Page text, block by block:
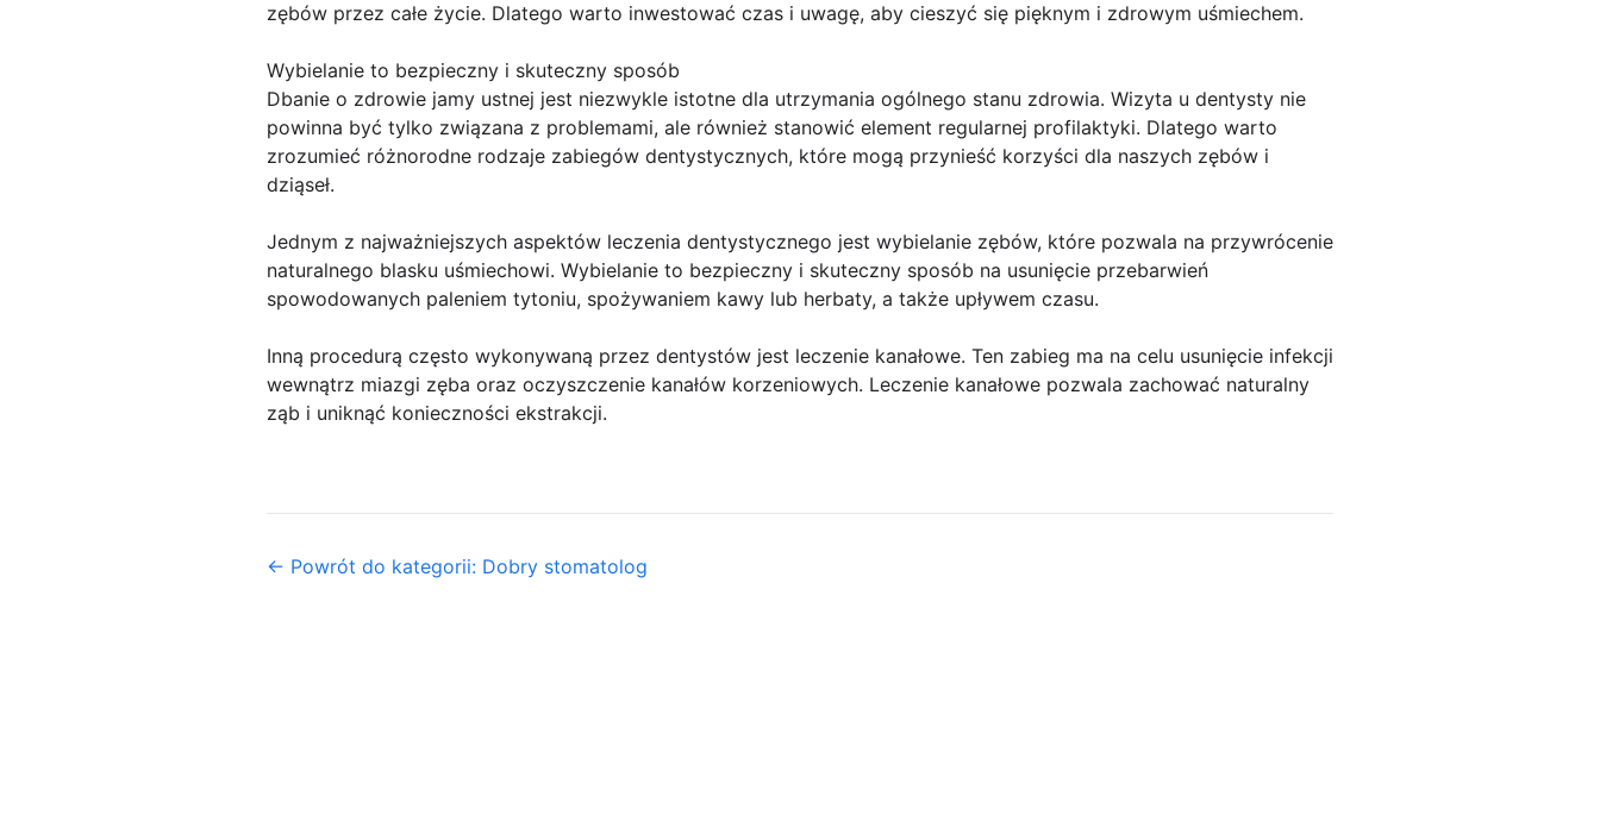
zębów przez całe życie. Dlatego warto inwestować czas i uwagę, aby cieszyć się pięknym i zdrowym uśmiechem.
Wybielanie to bezpieczny i skuteczny sposób
Dbanie o zdrowie jamy ustnej jest niezwykle istotne dla utrzymania ogólnego stanu zdrowia. Wizyta u dentysty nie
powinna być tylko związana z problemami, ale również stanowić element regularnej profilaktyki. Dlatego warto
zrozumieć różnorodne rodzaje zabiegów dentystycznych, które mogą przynieść korzyści dla naszych zębów i
dziąseł.
Jednym z najważniejszych aspektów leczenia dentystycznego jest wybielanie zębów, które pozwala na przywrócenie
naturalnego blasku uśmiechowi. Wybielanie to bezpieczny i skuteczny sposób na usunięcie przebarwień
spowodowanych paleniem tytoniu, spożywaniem kawy lub herbaty, a także upływem czasu.
Inną procedurą często wykonywaną przez dentystów jest leczenie kanałowe. Ten zabieg ma na celu usunięcie infekcji
wewnątrz miazgi zęba oraz oczyszczenie kanałów korzeniowych. Leczenie kanałowe pozwala zachować naturalny
ząb i uniknąć konieczności ekstrakcji.
← Powrót do kategorii: Dobry stomatolog